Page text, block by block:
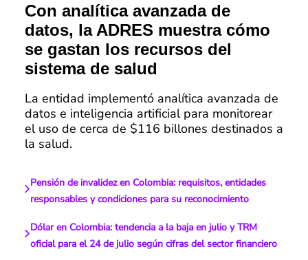
Con analítica avanzada de
datos, la ADRES muestra cómo
se gastan los recursos del
sistema de salud
La entidad implementó analítica avanzada de
datos e inteligencia artificial para monitorear
el uso de cerca de $116 billones destinados a
la salud.
Pensión de invalidez en Colombia: requisitos, entidades
responsables y condiciones para su reconocimiento
Dólar en Colombia: tendencia a la baja en julio y TRM
oficial para el 24 de julio según cifras del sector financiero